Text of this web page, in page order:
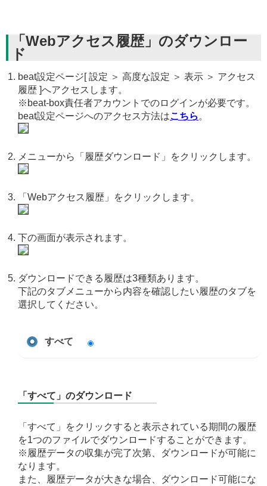
「Webアクセス履歴」のダウンロー
ド
beat設定ページ[ 設定 ＞ 高度な設定 ＞ 表示 ＞ アクセス
履歴 ]へアクセスします。
※beat-box責任者アカウントでのログインが必要です。
beat設定ページへのアクセス方法はこちら 。
メニューから「履歴ダウンロード」をクリックします。
「Webアクセス履歴」をクリックします。
下の画面が表示されます。
ダウンロードできる履歴は3種類あります。
下記のタブメニューから内容を確認したい履歴のタブを
選択してください。
すべて
「すべて」のダウンロード
「すべて」をクリックすると表示されている期間の履歴
を1つのファイルでダウンロードすることができます。
※履歴データの収集が完了次第、ダウンロードが可能に
なります。
また、履歴データが大きな場合、ダウンロード可能にな